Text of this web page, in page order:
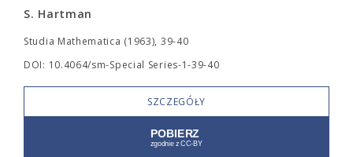
S. Hartman
Studia Mathematica (1963), 39-40
DOI: 10.4064/sm-Special Series-1-39-40
SZCZEGÓŁY